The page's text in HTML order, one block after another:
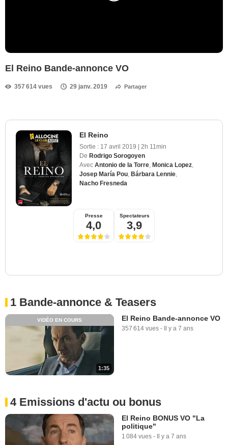
El Reino Bande-annonce VO
357 614 vues 29 janv. 2019 Partager
El Reino
Sortie : 17 avril 2019 | 2h 11min
De Rodrigo Sorogoyen
Avec Antonio de la Torre Monica Lopez
Josep María Pou Bárbara Lennie
Nacho Fresneda
Presse
4,0
Spectateurs
3,9
1 Bande-annonce & Teasers
1:35
VIDÉO EN COURS El Reino Bande-annonce VO
357 614 vues - Il y a 7 ans
4 Emissions d'actu ou bonus
El Reino BONUS VO "La
politique"
1 084 vues - Il y a 7 ans